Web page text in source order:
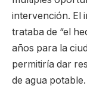
intervención. El
trataba de “el
años para la
permitiría dar
de agua potable.